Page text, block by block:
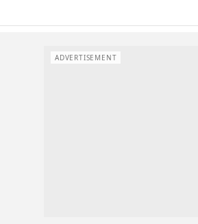
ADVERTISEMENT